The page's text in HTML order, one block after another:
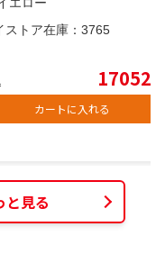
ストア在庫： 3765
17052
カートに入れる
と見る